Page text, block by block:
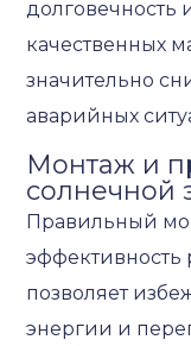
долговечность
качественных
значительно
аварийных
Монтаж и
солнечной
Правильный
эффективность
позволяет
энергии и